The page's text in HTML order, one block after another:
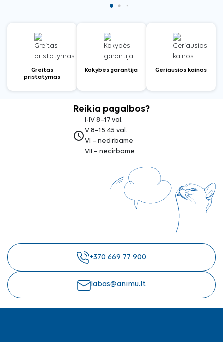
Greitas
pristatymas
Kokybės garantija Geriausios kainos
Reikia pagalbos?
access_time
I-IV 8–17 val.
V 8–15:45 val.
VI – nedirbame
VII – nedirbame
+370 669 77 900
labas@animu.lt